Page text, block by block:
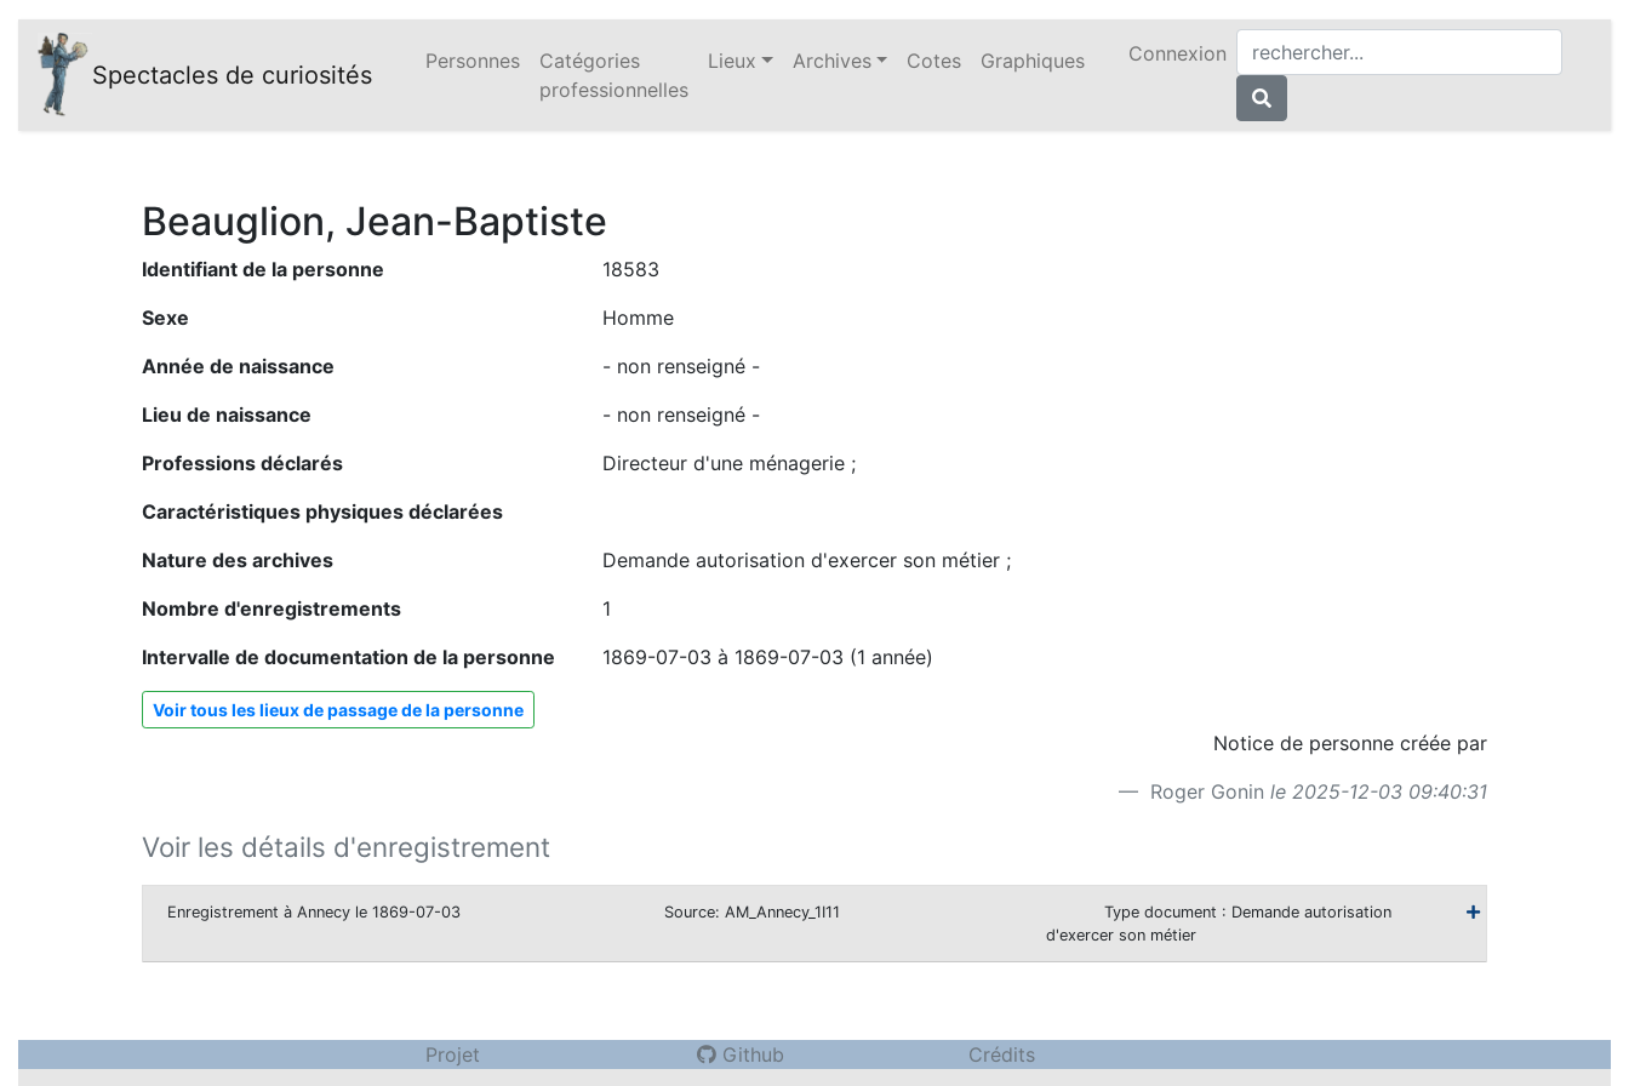
Spectacles de curiosités Personnes
Catégories
professionnelles
Lieux Archives Cotes Graphiques Connexion
Beauglion, Jean-Baptiste
Identifiant de la personne
18583
Sexe
Homme
Année de naissance
- non renseigné -
Lieu de naissance
- non renseigné -
Professions déclarés
Directeur d'une ménagerie ;
Caractéristiques physiques déclarées
Nature des archives
Demande autorisation d'exercer son métier ;
Nombre d'enregistrements
1
Intervalle de documentation de la personne
1869-07-03 à 1869-07-03 (1 année)
Voir tous les lieux de passage de la personne
Notice de personne créée par
Roger Gonin le 2025-12-03 09:40:31
Voir les détails d'enregistrement
Enregistrement à Annecy le 1869-07-03 Source: AM_Annecy_1I11
Type document : Demande autorisation
d'exercer son métier
Projet Github Crédits